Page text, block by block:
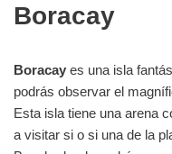
Boracay
Boracay es una isla
podrás observar el
Esta isla tiene una arena
a visitar si o si una de la